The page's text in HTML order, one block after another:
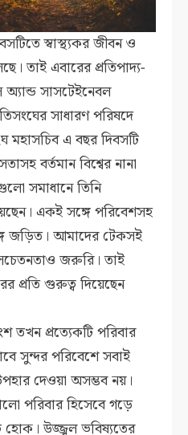
স্বাস্থ্যকর জীবন ও
তাই এবারের প্রতিপাদ্য-
সাসটেইনেবল
সাধারণ পরিষদে
মহাসচিব এ বছর দিবসটি
বর্তমান বিশ্বের নানা
সমাধানে তিনি
একই সঙ্গে পরিবেশসহ
জড়িত। আমাদের টেকসই
জরুরি। তাই
প্রতি গুরুত্ব দিয়েছেন
তখন প্রত্যেকটি পরিবার
সুন্দর পরিবেশে সবাই
দেওয়া অসম্ভব নয়।
পরিবার হিসেবে গড়ে
উজ্জ্বল ভবিষ্যতের